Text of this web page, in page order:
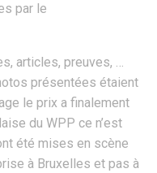
par le
articles, preuves, …
présentées étaient
le prix a finalement
du WPP ce n’est
été mises en scène
à Bruxelles et pas à